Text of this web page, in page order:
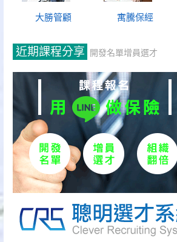
大勝管顧 寓騰保經
近期課程分享 開發名單增員選才